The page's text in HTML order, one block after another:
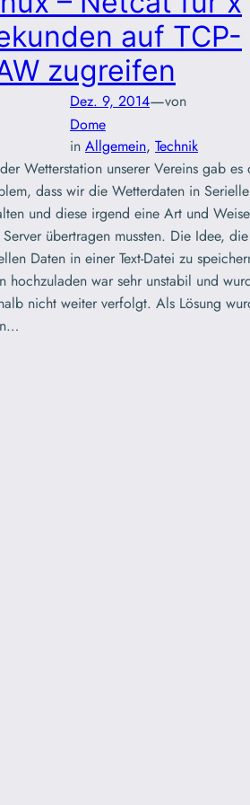
auf TCP-
zugreifen
Dez. 9, 2014—von
Dome
in Allgemein, Technik
Wetterstation unserer Vereins gab es
dass wir die Wetterdaten in
und diese irgend eine Art und
übertragen mussten. Die Idee, die
Daten in einer Text-Datei zu
hochzuladen war sehr unstabil und
nicht weiter verfolgt. Als Lösung